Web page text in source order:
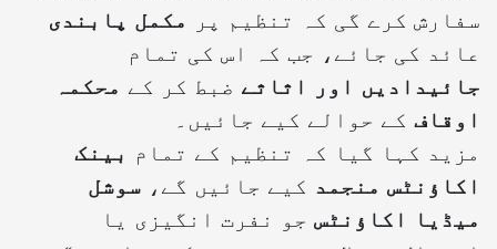
سفارش کرے گی کہ تنظیم پر
مکمل پابندی
عائد کی جائے، جب کہ اس کی تمام
جائیدادیں اور اثاثے ضبط کر کے محکمہ
اوقاف کے حوالے کیے جائیں۔
مزید کہا گیا کہ تنظیم کے تمام بینک
اکاؤنٹس منجمد کیے جائیں گے، سوشل
میڈیا اکاؤنٹس جو نفرت انگیزی یا